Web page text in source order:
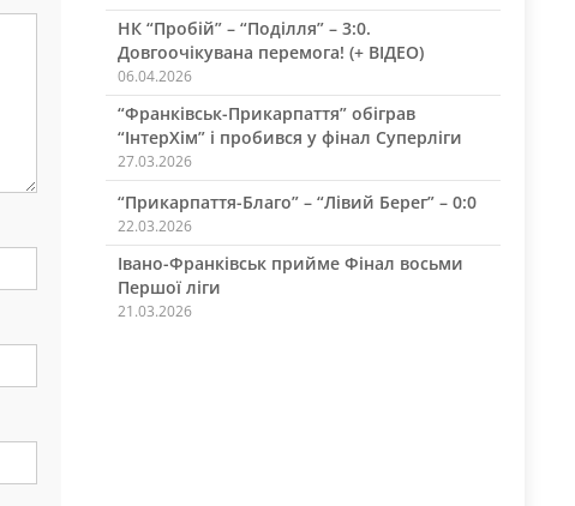
НК “Пробій” – “Поділля” – 3:0.
Довгоочікувана перемога! (+ ВІДЕО)
06.04.2026
“Франківськ-Прикарпаття” обіграв
“ІнтерХім” і пробився у фінал Суперліги
27.03.2026
“Прикарпаття-Благо” – “Лівий Берег” – 0:0
22.03.2026
Івано-Франківськ прийме Фінал восьми
Першої ліги
21.03.2026